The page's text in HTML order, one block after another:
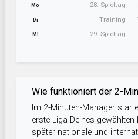
Mo 28. Spieltag
Di Training
Mi 29. Spieltag
Wie funktioniert der 2-
Im 2-Minuten-Manager
erste Liga Deines
später nationale und